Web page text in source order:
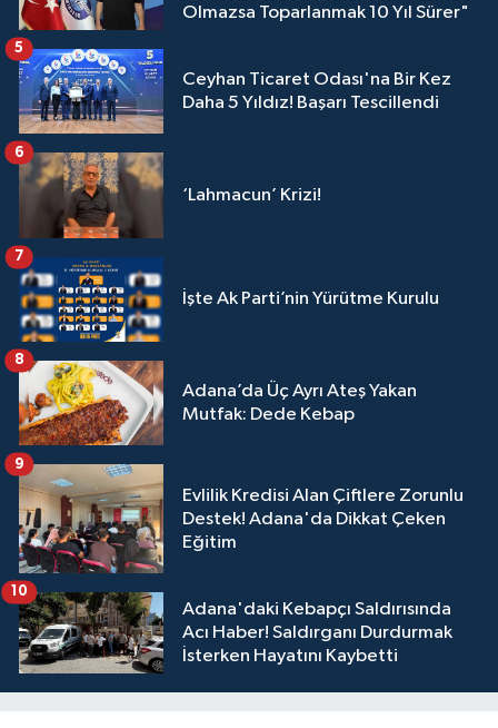
Olmazsa Toparlanmak 10 Yıl Sürer"
Ceyhan Ticaret Odası'na Bir Kez
Daha 5 Yıldız! Başarı Tescillendi
5
‘Lahmacun’ Krizi!
6
İşte Ak Parti’nin Yürütme Kurulu
7
Adana’da Üç Ayrı Ateş Yakan
Mutfak: Dede Kebap
8
Evlilik Kredisi Alan Çiftlere Zorunlu
Destek! Adana'da Dikkat Çeken
Eğitim
9
Adana'daki Kebapçı Saldırısında
Acı Haber! Saldırganı Durdurmak
İsterken Hayatını Kaybetti
10